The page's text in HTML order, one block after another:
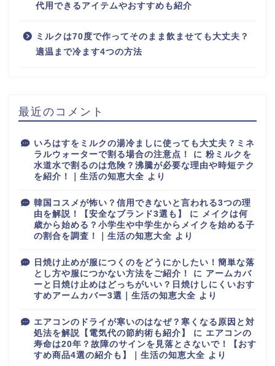
代用できるアイテムやおすすめも紹介
ミルクは70度で作ってそのまま飲ませても大丈夫？
適温まで冷ます4つの方法
最近のコメント
いろはすをミルクの湯冷ましに使っても大丈夫？ミネ
ラルウォーターで割る場合の注意点！
に 粉ミルクを
水道水で割るのは危険？沸騰が必要な理由や時短テク
を紹介！｜生活の知恵大全 より
韓国コスメが怖い？信用できないと言われる3つの理
由を解説！【安全なブランド3選も】
に
メイクは何
歳から始める？小学生や中学生からメイクを始める子
の割合を調査！｜生活の知恵大全 より
日焼け止めが服につくのをどうにかしたい！簡単な落
とし方や服につかない方法をご紹介！
に アームカバ
ーと日焼け止めはどっちがいい？日焼けしにくいおす
すめアームカバー3選｜生活の知恵大全 より
エアコンのドライが寒いのはなぜ？寒くなる原因と対
処法を解説【電気代の節約術も紹介】
に エアコンの
寿命は20年？故障のサインを見落とさないで！【おす
すめ商品4選の紹介も】｜生活の知恵大全 より